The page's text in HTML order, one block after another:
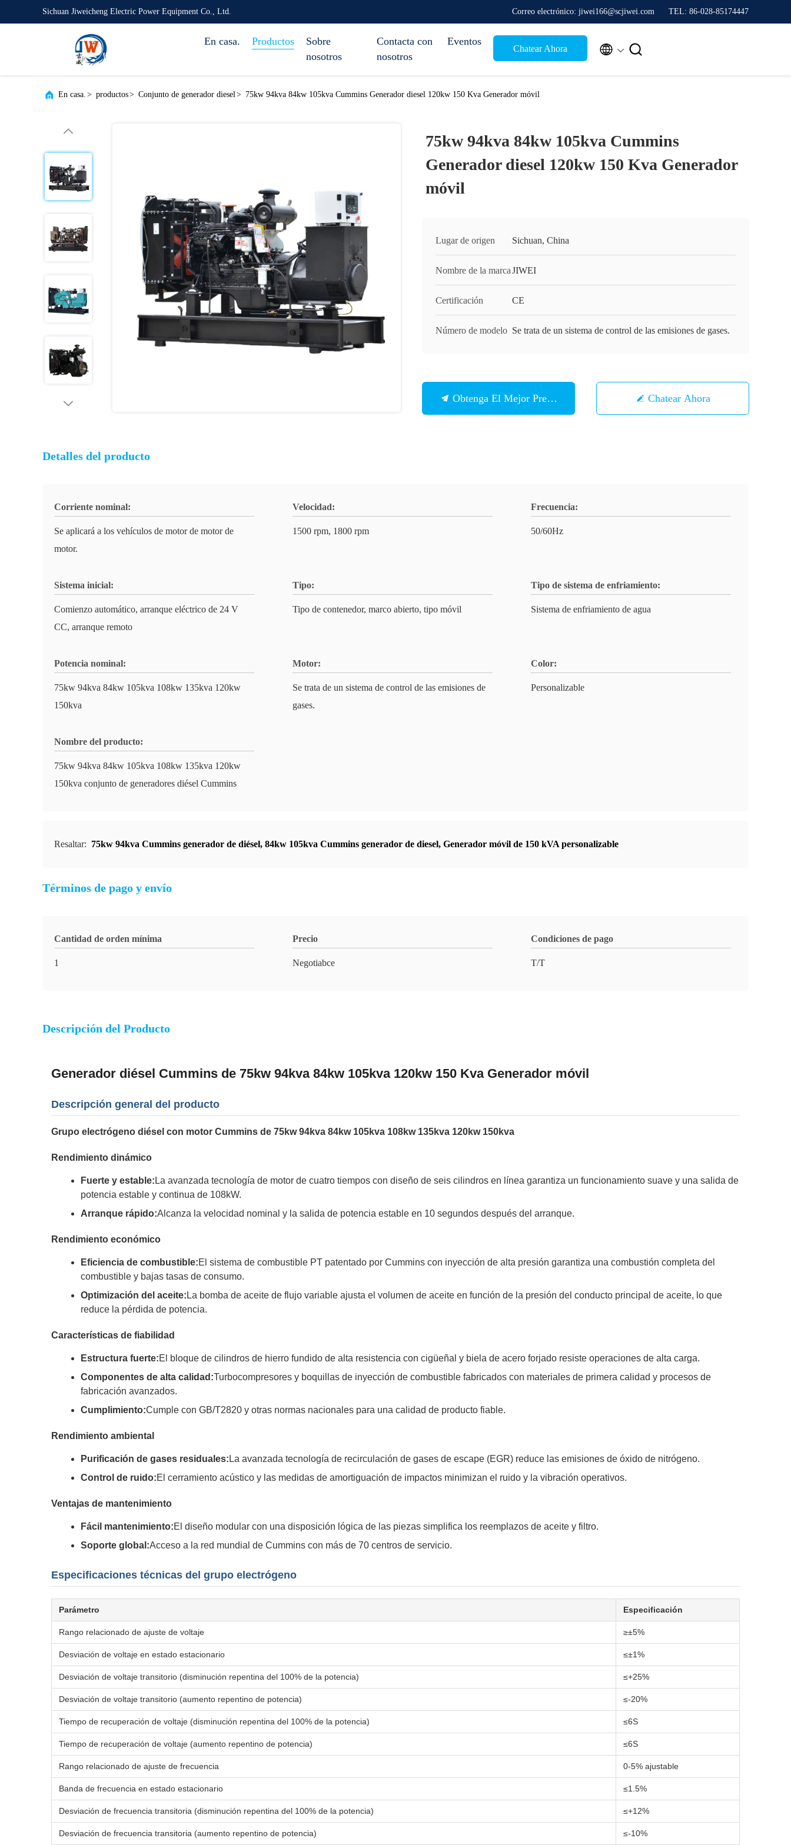
Sichuan Jiweicheng Electric Power Equipment Co., Ltd. Correo electrónico: jiwei166@scjiwei.com TEL: 86-028-85174447
En casa. Productos
Sobre
nosotros
Contacta con
nosotros
Eventos
Chatear Ahora  
En casa. > productos> Conjunto de generador diesel> 75kw 94kva 84kw 105kva Cummins Generador diesel 120kw 150 Kva Generador móvil
75kw 94kva 84kw 105kva Cummins
Generador diesel 120kw 150 Kva Generador
móvil
Lugar de origen Sichuan, China
Nombre de la marcaJIWEI
Certificación CE
Número de modelo Se trata de un sistema de control de las emisiones de gases.
Obtenga El Mejor Precio Chatear Ahora
Detalles del producto
Corriente nominal:
Se aplicará a los vehículos de motor de motor de
motor.
Velocidad:
1500 rpm, 1800 rpm
Frecuencia:
50/60Hz
Sistema inicial:
Comienzo automático, arranque eléctrico de 24 V
CC, arranque remoto
Tipo:
Tipo de contenedor, marco abierto, tipo móvil
Tipo de sistema de enfriamiento:
Sistema de enfriamiento de agua
Potencia nominal:
75kw 94kva 84kw 105kva 108kw 135kva 120kw
150kva
Motor:
Se trata de un sistema de control de las emisiones de
gases.
Color:
Personalizable
Nombre del producto:
75kw 94kva 84kw 105kva 108kw 135kva 120kw
150kva conjunto de generadores diésel Cummins
Resaltar: 75kw 94kva Cummins generador de diésel, 84kw 105kva Cummins generador de diesel, Generador móvil de 150 kVA personalizable
Términos de pago y envío
Cantidad de orden mínima
1
Precio
Negotiabce
Condiciones de pago
T/T
Descripción del Producto
Generador diésel Cummins de 75kw 94kva 84kw 105kva 120kw 150 Kva Generador móvil
Descripción general del producto
Grupo electrógeno diésel con motor Cummins de 75kw 94kva 84kw 105kva 108kw 135kva 120kw 150kva
Rendimiento dinámico
Fuerte y estable: La avanzada tecnología de motor de cuatro tiempos con diseño de seis cilindros en línea garantiza un funcionamiento suave y una salida de
potencia estable y continua de 108kW.
Arranque rápido:Alcanza la velocidad nominal y la salida de potencia estable en 10 segundos después del arranque.
Rendimiento económico
Eficiencia de combustible:El sistema de combustible PT patentado por Cummins con inyección de alta presión garantiza una combustión completa del
combustible y bajas tasas de consumo.
Optimización del aceite: La bomba de aceite de flujo variable ajusta el volumen de aceite en función de la presión del conducto principal de aceite, lo que
reduce la pérdida de potencia.
Características de fiabilidad
Estructura fuerte:El bloque de cilindros de hierro fundido de alta resistencia con cigüeñal y biela de acero forjado resiste operaciones de alta carga.
Componentes de alta calidad:Turbocompresores y boquillas de inyección de combustible fabricados con materiales de primera calidad y procesos de
fabricación avanzados.
Cumplimiento:Cumple con GB/T2820 y otras normas nacionales para una calidad de producto fiable.
Rendimiento ambiental
Purificación de gases residuales: La avanzada tecnología de recirculación de gases de escape (EGR) reduce las emisiones de óxido de nitrógeno.
Control de ruido:El cerramiento acústico y las medidas de amortiguación de impactos minimizan el ruido y la vibración operativos.
Ventajas de mantenimiento
Fácil mantenimiento:El diseño modular con una disposición lógica de las piezas simplifica los reemplazos de aceite y filtro.
Soporte global:Acceso a la red mundial de Cummins con más de 70 centros de servicio.
Especificaciones técnicas del grupo electrógeno
Parámetro Especificación
Rango relacionado de ajuste de voltaje ≥±5%
Desviación de voltaje en estado estacionario ≤±1%
Desviación de voltaje transitorio (disminución repentina del 100% de la potencia) ≤+25%
Desviación de voltaje transitorio (aumento repentino de potencia) ≤-20%
Tiempo de recuperación de voltaje (disminución repentina del 100% de la potencia) ≤6S
Tiempo de recuperación de voltaje (aumento repentino de potencia) ≤6S
Rango relacionado de ajuste de frecuencia 0-5% ajustable
Banda de frecuencia en estado estacionario ≤1.5%
Desviación de frecuencia transitoria (disminución repentina del 100% de la potencia) ≤+12%
Desviación de frecuencia transitoria (aumento repentino de potencia) ≤-10%